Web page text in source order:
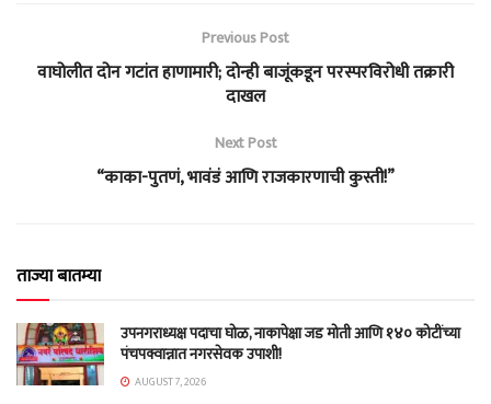
Previous Post
वाघोलीत दोन गटांत हाणामारी; दोन्ही बाजूंकडून परस्परविरोधी तक्रारी
दाखल
Next Post
“काका-पुतणं, भावंडं आणि राजकारणाची कुस्ती!”
ताज्या बातम्या
उपनगराध्यक्ष पदाचा घोळ, नाकापेक्षा जड मोती आणि १४० कोटींच्या
पंचपक्वान्नात नगरसेवक उपाशी!
AUGUST 7, 2026